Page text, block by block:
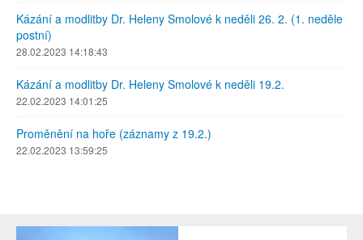
Kázání a modlitby Dr. Heleny Smolové k neděli 26. 2. (1. neděle
postní)
28.02.2023 14:18:43
Kázání a modlitby Dr. Heleny Smolové k neděli 19.2.
22.02.2023 14:01:25
Proměnění na hoře (záznamy z 19.2.)
22.02.2023 13:59:25